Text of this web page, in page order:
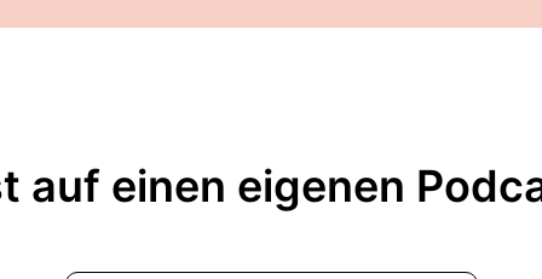
auf einen eigenen